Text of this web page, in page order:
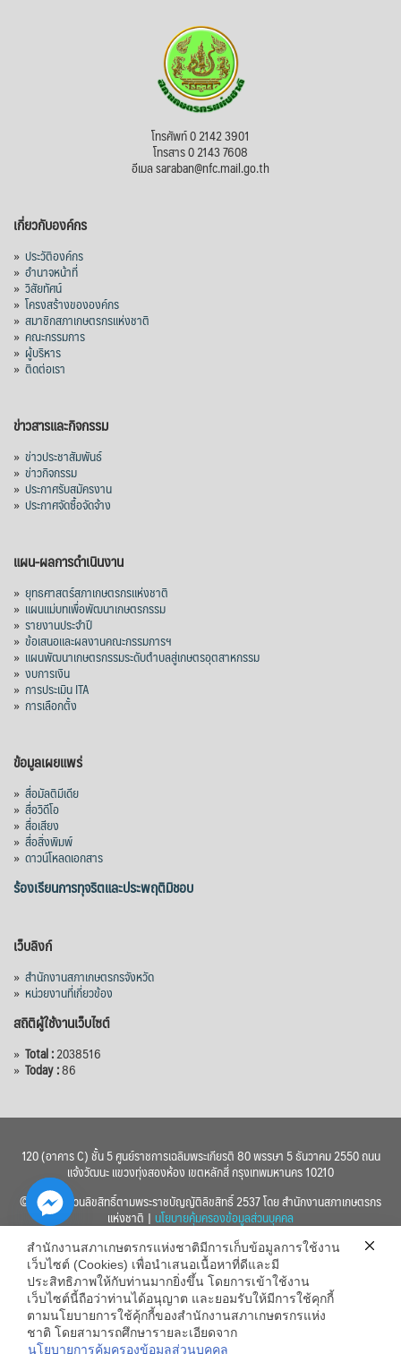
โทรศัพท์ 0 2142 3901
โทรสาร 0 2143 7608
อีเมล saraban@nfc.mail.go.th
เกี่ยวกับองค์กร
» ประวัติองค์กร
» อำนาจหน้าที่
» วิสัยทัศน์
» โครงสร้างขององค์กร
» สมาชิกสภาเกษตรกรแห่งชาติ
» คณะกรรมการ
» ผู้บริหาร
» ติดต่อเรา
ข่าวสารและกิจกรรม
» ข่าวประชาสัมพันธ์
» ข่าวกิจกรรม
» ประกาศรับสมัครงาน
» ประกาศจัดซื้อจัดจ้าง
แผน-ผลการดำเนินงาน
» ยุทธศาสตร์สภาเกษตรกรแห่งชาติ
» แผนแม่บทเพื่อพัฒนาเกษตรกรรม
» รายงานประจำปี
» ข้อเสนอและผลงานคณะกรรมการฯ
» แผนพัฒนาเกษตรกรรมระดับตำบลสู่เกษตรอุตสาหกรรม
» งบการเงิน
» การประเมิน ITA
» การเลือกตั้ง
ข้อมูลเผยแพร่
» สื่อมัลติมีเดีย
» สื่อวิดีโอ
» สื่อเสียง
» สื่อสิ่งพิมพ์
» ดาวน์โหลดเอกสาร
ร้องเรียนการทุจริตและประพฤติมิชอบ
เว็บลิงก์
» สำนักงานสภาเกษตรกรจังหวัด
» หน่วยงานที่เกี่ยวข้อง
สถิติผู้ใช้งานเว็บไซต์
» Total :2038516
» Today :86
120 (อาคาร C) ชั้น 5 ศูนย์ราชการเฉลิมพระเกียรติ 80 พรรษา 5 ธันวาคม 2550 ถนน
แจ้งวัฒนะ แขวงทุ่งสองห้อง เขตหลักสี่ กรุงเทพมหานคร 10210
© 2560 สงวนลิขสิทธิ์ตามพระราชบัญญัติลิขสิทธิ์ 2537 โดย สำนักงานสภาเกษตรกร
แห่งชาติ | นโยบายคุ้มครองข้อมูลส่วนบุคคล
สำนักงานสภาเกษตรกรแห่งชาติมีการเก็บข้อมูลการใช้งาน
เว็บไซต์ (Cookies) เพื่อนำเสนอเนื้อหาที่ดีและมี
ประสิทธิภาพให้กับท่านมากยิ่งขึ้น โดยการเข้าใช้งาน
เว็บไซต์นี้ถือว่าท่านได้อนุญาต และยอมรับให้มีการใช้คุกกี้
ตามนโยบายการใช้คุ้กกี้ของสำนักงานสภาเกษตรกรแห่ง
ชาติ โดยสามารถศึกษารายละเอียดจาก
นโยบายการคุ้มครองข้อมูลส่วนบุคคล
Hide
chaty